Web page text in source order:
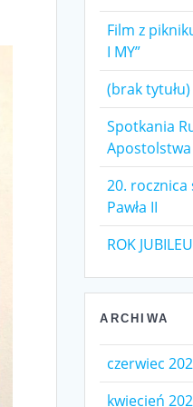
Film z
I MY”
(brak tytułu)
Spotkania
Apostolstwa
20. rocznica
Pawła II
ROK
ARCHIWA
czerwiec
kwiecień